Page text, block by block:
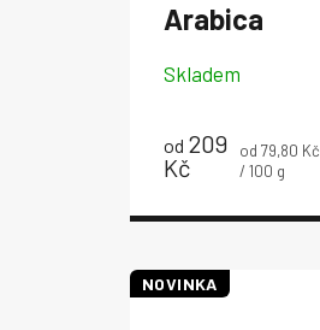
Arabica
Skladem
od 209
Kč
Měrná
cena:
od 79,80 Kč
/ 100 g
NOVINKA